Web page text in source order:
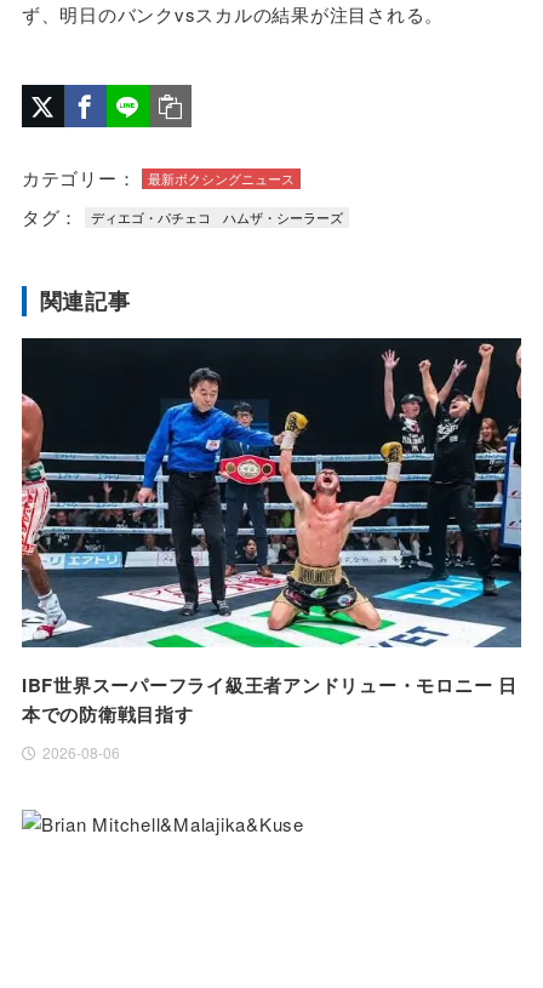
ず、明日のバンクvsスカルの結果が注目される。
カテゴリー： 最新ボクシングニュース
タグ： ディエゴ・パチェコ ハムザ・シーラーズ
関連記事
IBF世界スーパーフライ級王者アンドリュー・モロニー 日
本での防衛戦目指す
2026-08-06